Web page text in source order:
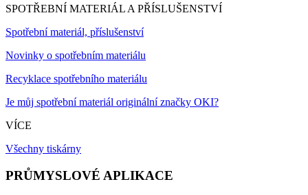
SPOTŘEBNÍ MATERIÁL A PŘÍSLUŠENSTVÍ
Spotřební materiál, příslušenství
Novinky o spotřebním materiálu
Recyklace spotřebního materiálu
Je můj spotřební materiál originální značky OKI?
VÍCE
Všechny tiskárny
PRŮMYSLOVÉ APLIKACE